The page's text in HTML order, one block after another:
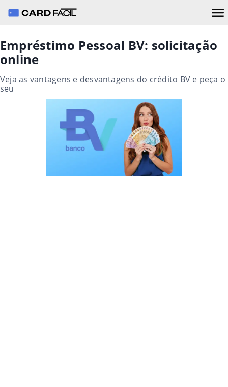
Empréstimo Pessoal BV: solicitação
online
Veja as vantagens e desvantagens do crédito BV e peça o
seu